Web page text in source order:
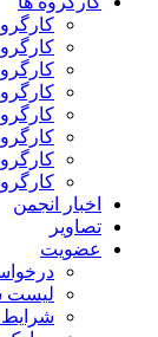
اخبار انجمن
تصاویر
عضویت
لیست